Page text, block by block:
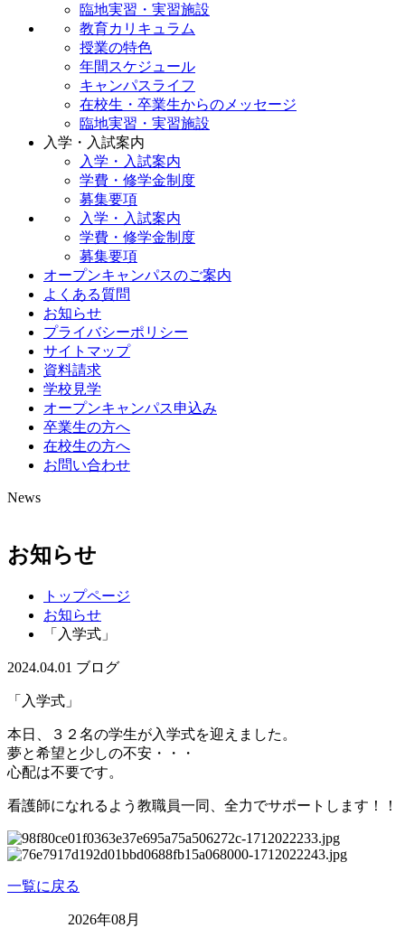
臨地実習・実習施設
教育カリキュラム
授業の特色
年間スケジュール
キャンパスライフ
在校生・卒業生からのメッセージ
臨地実習・実習施設
入学・入試案内
入学・入試案内
学費・修学金制度
募集要項
入学・入試案内
学費・修学金制度
募集要項
オープンキャンパスのご案内
よくある質問
お知らせ
プライバシーポリシー
サイトマップ
資料請求
学校見学
オープンキャンパス申込み
卒業生の方へ
在校生の方へ
お問い合わせ
News
お知らせ
トップページ
お知らせ
「入学式」
2024.04.01 ブログ
「入学式」
本日、３２名の学生が入学式を迎えました。
夢と希望と少しの不安・・・
心配は不要です。
看護師になれるよう教職員一同、全力でサポートします！！
一覧に戻る
2026年08月